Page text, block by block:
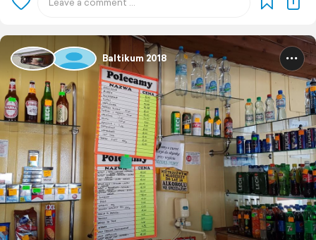
Baltikum 2018